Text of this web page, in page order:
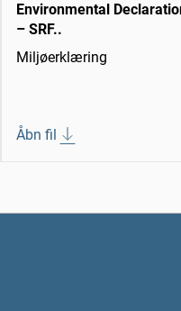
Environmental
– SRF..
Miljøerklæring
Åbn fil